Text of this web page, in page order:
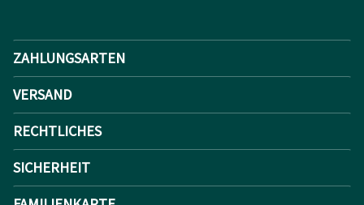
ZAHLUNGSARTEN
VERSAND
RECHTLICHES
SICHERHEIT